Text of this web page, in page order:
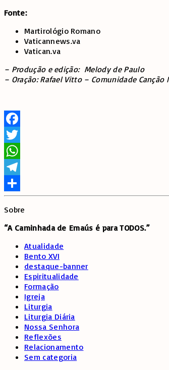
Fonte:
Martirológio Romano
Vaticannews.va
Vatican.va
– Produção e edição: Melody de Paulo
– Oração: Rafael Vitto – Comunidade Canção
Facebook
Twitter
WhatsApp
Telegram
Share
Sobre
“A Caminhada de Emaús é para TODOS.”
Atualidade
Bento XVI
destaque-banner
Espiritualidade
Formação
Igreja
Liturgia
Liturgia Diária
Nossa Senhora
Reflexões
Relacionamento
Sem categoria